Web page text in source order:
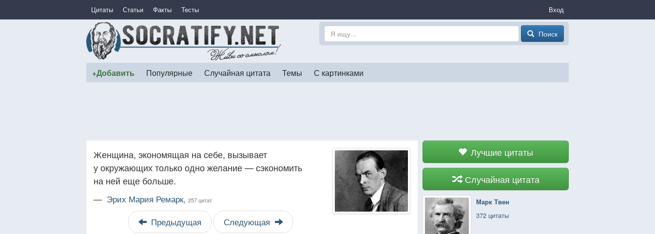
Цитаты Статьи Факты Тесты Вход
Поиск
+Добавить Популярные Случайная цитата Темы С картинками
Лучшие цитаты
Случайная цитата
Марк Твен
372 цитаты
Женщина, экономящая на себе, вызывает
у окружающих только одно желание — сэкономить
на ней еще больше.
— Эрих Мария Ремарк, 257 цитат
Предыдущая Следующая